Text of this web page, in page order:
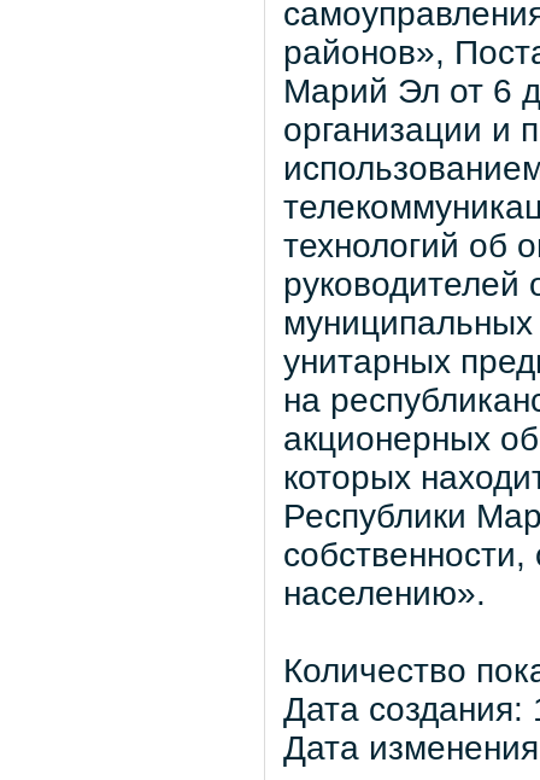
районов»,
Марий Эл от 6
организации и
технологий об
руководителей
унитарных
на
акционерных
которых
Республики
населению».
Количество
Дата
Дата